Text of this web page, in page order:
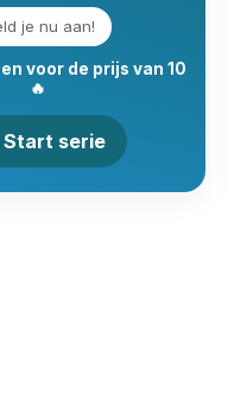
je nu aan!
voor de prijs van 10
🔥
Start serie